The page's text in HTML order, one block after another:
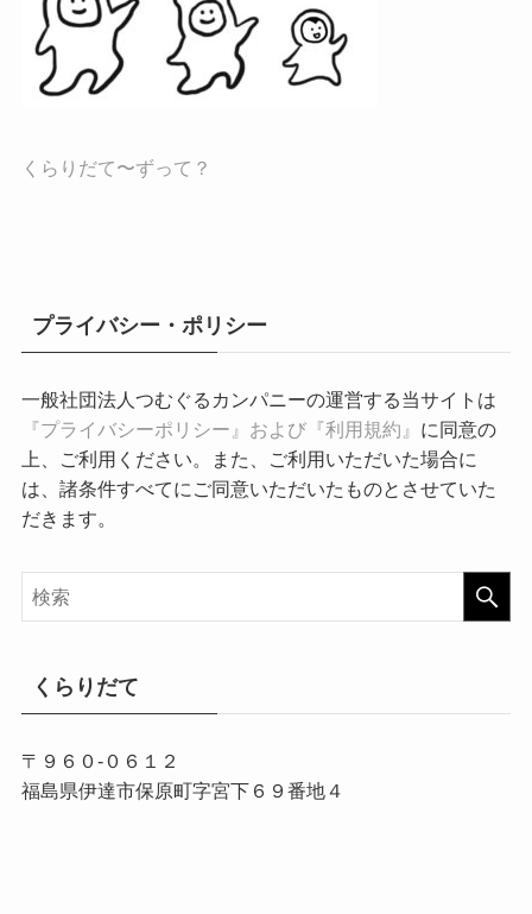
くらりだて〜ずって？
プライバシー・ポリシー
一般社団法人つむぐるカンパニーの運営する当サイトは
『プライバシーポリシー』および『利用規約』 に同意の
上、ご利用ください。また、ご利用いただいた場合に
は、諸条件すべてにご同意いただいたものとさせていた
だきます。
くらりだて
〒９６０-０６１２
福島県伊達市保原町字宮下６９番地４